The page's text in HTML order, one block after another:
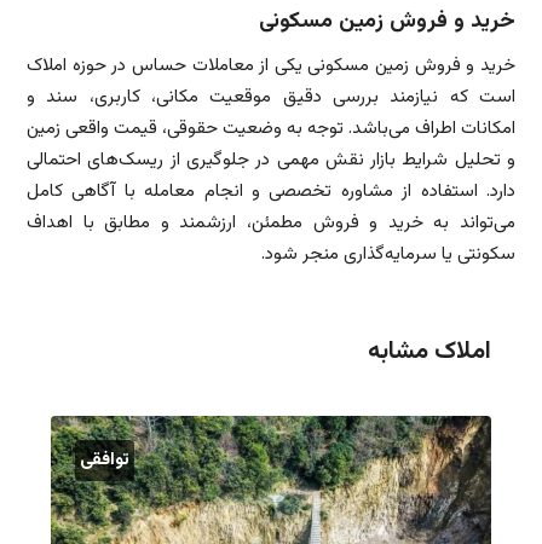
خرید و فروش زمین مسکونی
خرید و فروش زمین مسکونی یکی از معاملات حساس در حوزه املاک
است که نیازمند بررسی دقیق موقعیت مکانی، کاربری، سند و
امکانات اطراف می‌باشد. توجه به وضعیت حقوقی، قیمت واقعی زمین
و تحلیل شرایط بازار نقش مهمی در جلوگیری از ریسک‌های احتمالی
دارد. استفاده از مشاوره تخصصی و انجام معامله با آگاهی کامل
می‌تواند به خرید و فروش مطمئن، ارزشمند و مطابق با اهداف
سکونتی یا سرمایه‌گذاری منجر شود.
املاک مشابه
توافقی